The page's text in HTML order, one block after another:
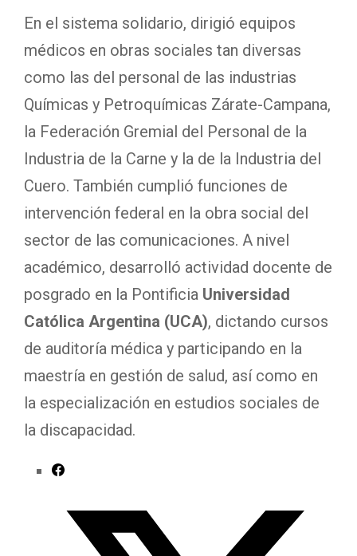
En el sistema solidario, dirigió equipos
médicos en obras sociales tan diversas
como las del personal de las industrias
Químicas y Petroquímicas Zárate-Campana,
la Federación Gremial del Personal de la
Industria de la Carne y la de la Industria del
Cuero. También cumplió funciones de
intervención federal en la obra social del
sector de las comunicaciones. A nivel
académico, desarrolló actividad docente de
posgrado en la Pontificia Universidad
Católica Argentina (UCA), dictando cursos
de auditoría médica y participando en la
maestría en gestión de salud, así como en
la especialización en estudios sociales de
la discapacidad.